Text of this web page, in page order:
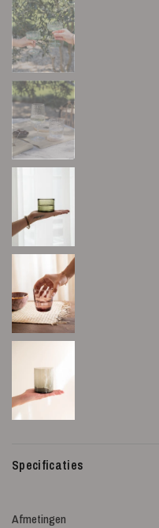
Specificaties
Afmetingen